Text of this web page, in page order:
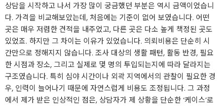
상담을 시작하고 나서 가장 많이 궁금했던 부분은 역시 금액이었습니
다. 가격을 비교해보았는데, 처음에는 기준이 없어 보였습니다. 어떤
곳은 매우 저렴한 견적을 내주었고, 다른 곳은 다소 높게 책정된 곳도
있었죠. 하지만 그 차이는 이유가 있었습니다. 의뢰비용은 단순히 시
간만으로 정해지지 않습니다. 조사 대상의 생활 패턴, 활동 반경, 필요
한 시점과 장소, 그리고 실제로 몇 명의 투입되는지에 따라 달라지는
구조였습니다. 특히 심야 시간이나 외곽 지역에서의 관찰이 필요한 경
우, 인력이 늘어나기 때문에 자연스럽게 비용도 조정됩니다. 그 과정
에서 제가 받은 인상적인 점은, 상담자가 제 상황을 단순한 ‘케이스’로